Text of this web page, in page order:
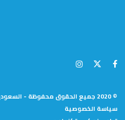
© 2020 جميع الحقوق محفوظة - السعودية اليوم.
سياسة الخصوصية